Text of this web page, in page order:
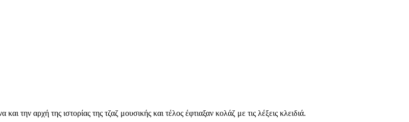
την αρχή της ιστορίας της τζαζ μουσικής και τέλος έφτιαξαν κολάζ με τις λέξεις κλειδιά.